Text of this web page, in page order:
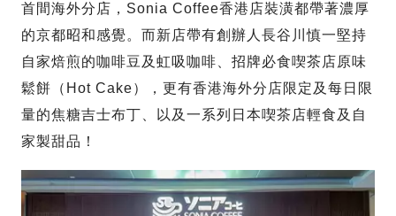
首間海外分店，Sonia Coffee香港店裝潢都帶著濃厚
的京都昭和感覺。而新店帶有創辦人長谷川慎一堅持
自家焙煎的咖啡豆及虹吸咖啡、招牌必食喫茶店原味
鬆餅（Hot Cake），更有香港海外分店限定及每日限
量的焦糖吉士布丁、以及一系列日本喫茶店輕食及自
家製甜品！